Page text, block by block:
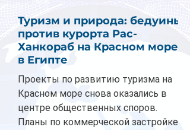
Туризм и природа: бедуины
против курорта Рас-
Ханкораб на Красном море
в Египте
Проекты по развитию туризма на
Красном море снова оказались в
центре общественных споров.
Планы по коммерческой застройке